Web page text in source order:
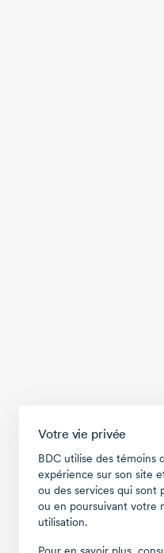
Votre vie privée
BDC utilise des témoins
expérience sur son site
ou des services qui sont
ou en poursuivant votre
utilisation.